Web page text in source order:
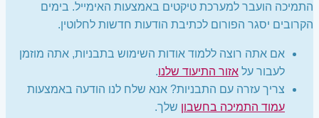
התמיכה הועבר למערכת טיקטים באמצעות האימייל. בימים
הקרובים יסגר הפורום לכתיבת הודעות חדשות לחלוטין.
אם אתה רוצה ללמוד אודות השימוש בתבניות, אתה מוזמן
לעבור על אזור התיעוד שלנו.
צריך עזרה עם התבניות? אנא שלח לנו הודעה באמצעות
עמוד התמיכה בחשבון שלך.